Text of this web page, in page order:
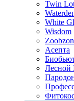
Twin
White
Wisdom
Асепта
Лесной